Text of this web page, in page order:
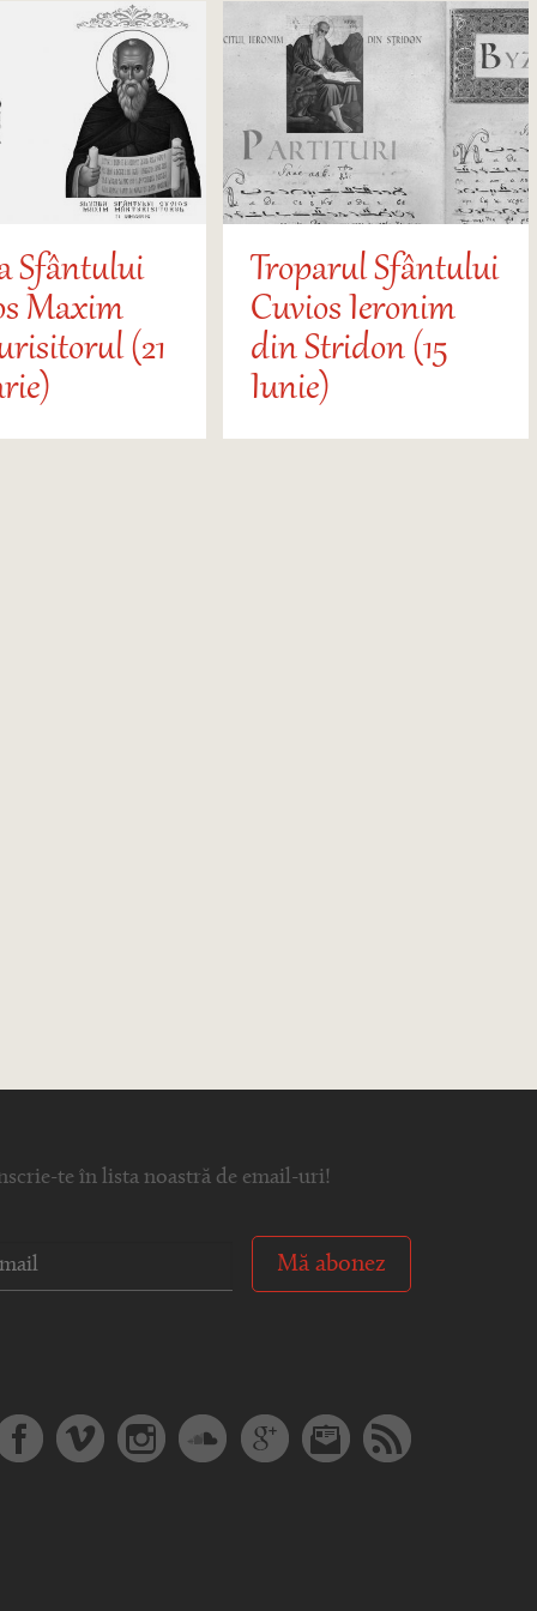
Sfântului
Maxim
(21
Troparul Sfântului
Cuvios Ieronim
din Stridon (15
Iunie)
te în lista noastră de email-uri!
Mă abonez